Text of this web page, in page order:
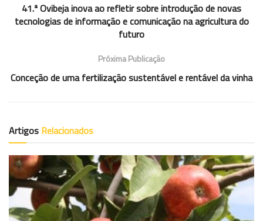
41.ª Ovibeja inova ao refletir sobre introdução de novas
tecnologias de informação e comunicação na agricultura do
futuro
Próxima Publicação
Conceção de uma fertilização sustentável e rentável da vinha
Artigos Relacionados